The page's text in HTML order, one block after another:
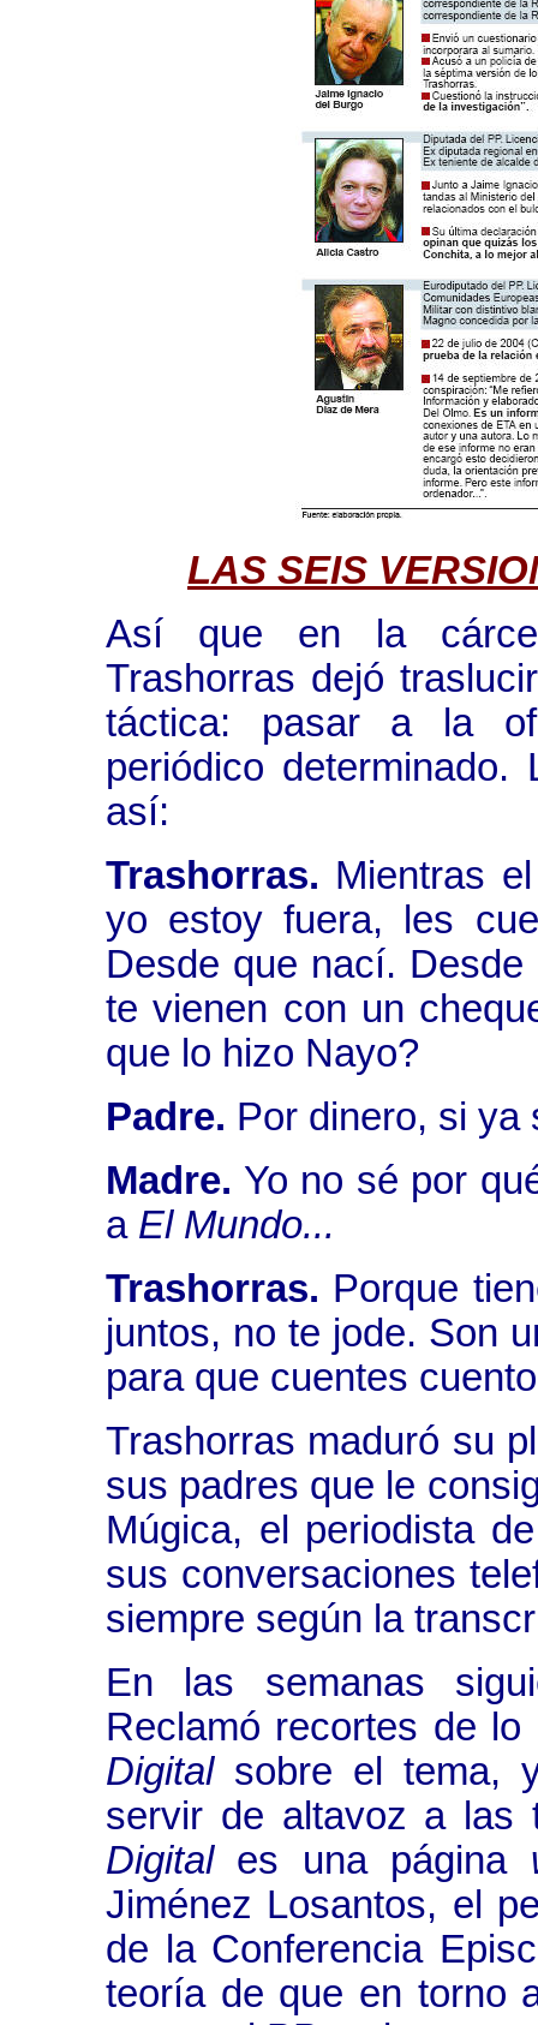
LAS SEIS
Así que en la
Trashorras dejó
táctica: pasar a la
periódico
así:
Trashorras. Mientras
yo estoy fuera, les
Desde que nací.
te vienen con un
que lo hizo Nayo?
Padre. Por dinero, si ya
Madre. Yo no sé por
a El Mundo...
Trashorras. Porque
juntos, no te jode. Son
para que cuentes
Trashorras maduró su
sus padres que le
Múgica, el periodista
sus conversaciones
siempre según la
En las semanas
Reclamó recortes de
Digitalsobre el tema,
servir de altavoz a
Digitales una página
Jiménez Losantos, el
de la Conferencia
teoría de que en torno